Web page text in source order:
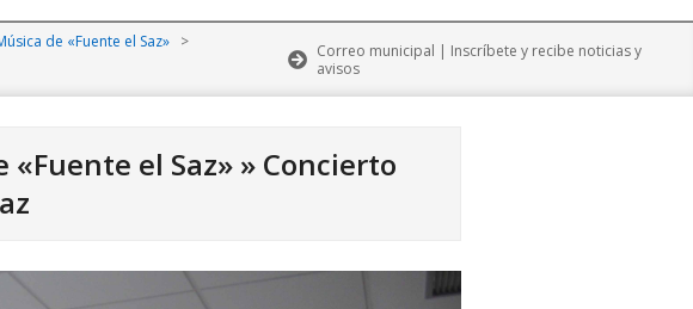
de «Fuente el Saz»
>
Correo municipal | Inscríbete y recibe noticias y
avisos
«Fuente el Saz» » Concierto